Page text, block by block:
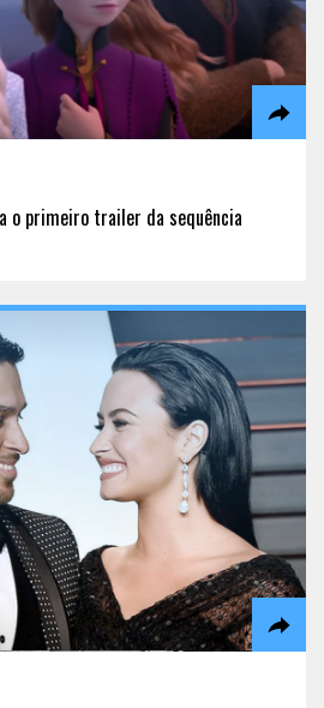
o primeiro trailer da sequência